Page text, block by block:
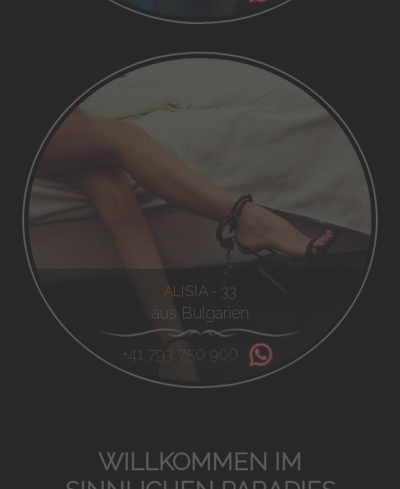
ALISIA - 33
aus Bulgarien
+41 793 750 900
WILLKOMMEN IM